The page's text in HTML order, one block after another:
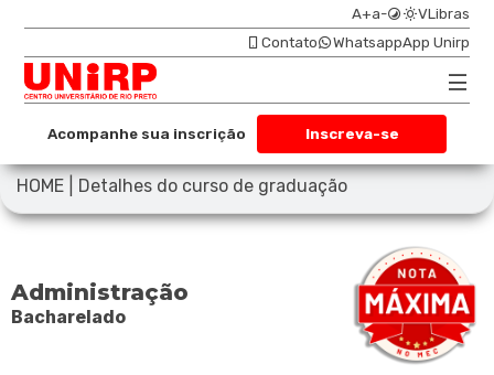
A+a-
VLibras
Contato
WhatsappApp Unirp
Acompanhe sua inscrição Inscreva-se
HOME Detalhes do curso de graduação
Administração
Bacharelado